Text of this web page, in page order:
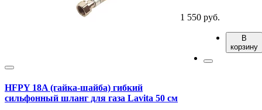
HFPY 18A (гайка-шайба) гибкий
сильфонный шланг для газа Lavita 50 см
1 550 руб.
В
корзину